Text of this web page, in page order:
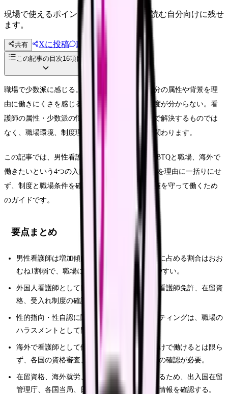
現場で使えるポイントを、同僚やあとで読む自分向けに残せ
ます。
共有 Xに投稿 LINE
投稿文コピー
この記事の目次16項目
職場で少数派に感じる。相談相手が少ない。自分の属性や背景を理
由に働きにくさを感じる。海外で働きたいが制度が分からない。看
護師の属性・少数派の悩みは、本人の努力だけで解決するものでは
なく、職場環境、制度理解、相談体制が大きく関わります。
この記事では、男性看護師、外国人看護師、LGBTQと職場、海外で
働きたいという4つの入口から整理します。属性を理由に一括りにせ
ず、制度と職場条件を確認しながら、自分の尊厳を守って働くため
のガイドです。
要点まとめ
男性看護師は増加傾向にあるが、就業看護師に占める割合はおお
むね1割弱で、職場によっては少数派になりやすい。
外国人看護師として日本で働くには、日本の看護師免許、在留資
格、受入れ制度の確認が必要になる。
性的指向・性自認に関する侮辱的言動やアウティングは、職場の
ハラスメントとして問題になりうる。
海外で看護師として働く場合、日本の免許だけで働けるとは限ら
ず、各国の資格審査、登録、ビザ、語学要件の確認が必要。
在留資格、海外就労、自治体制度は変わりうるため、出入国在留
管理庁、各国当局、日本看護協会などで最新情報を確認する。